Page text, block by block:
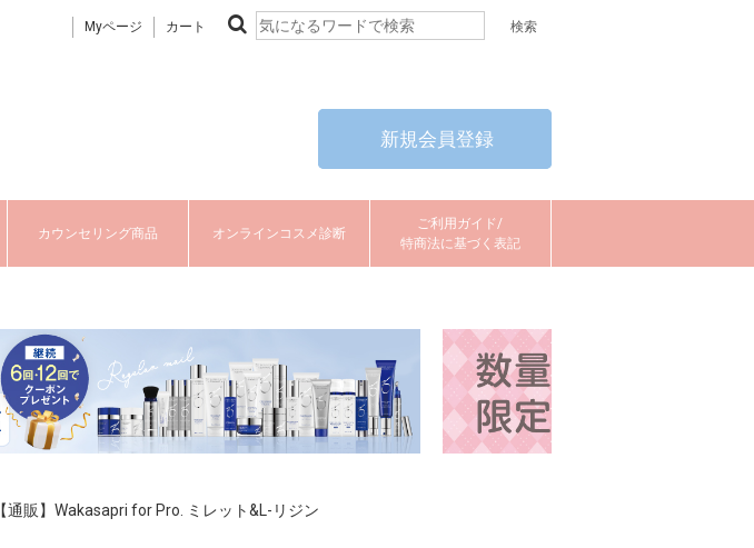
Myページ カート
新規会員登録
カウンセリング商品 オンラインコスメ診断
ご利用ガイド/
特商法に基づく表記
【通販】Wakasapri for Pro. ミレット&L-リジン